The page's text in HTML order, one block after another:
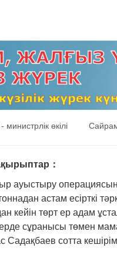
министрлік өкілі
：
ауыстыру
астам есірткі
кейін төрт ер адам
сұранысы төмен
Садақбаев сотта